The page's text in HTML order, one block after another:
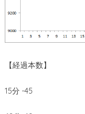
【経過本数】
15分 -45